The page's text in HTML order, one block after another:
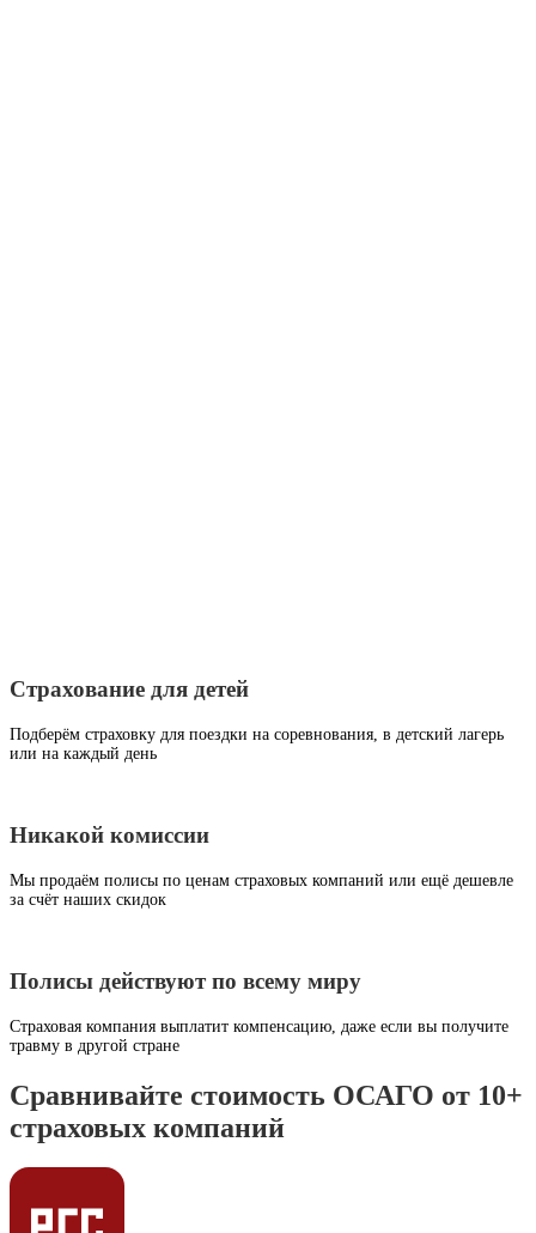
Страхование для детей
Подберём страховку для поездки на соревнования, в детский лагерь
или на каждый день
Никакой комиссии
Мы продаём полисы по ценам страховых компаний или ещё дешевле
за счёт наших скидок
Полисы действуют по всему миру
Страховая компания выплатит компенсацию, даже если вы получите
травму в другой стране
Сравнивайте стоимость ОСАГО от 10+
страховых компаний